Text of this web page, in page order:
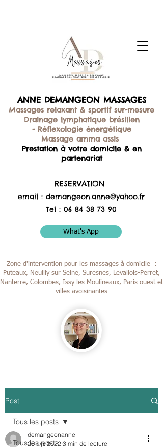
ANNE DEMANGEON MASSAGES
Massages relaxant & sportif sur-mesure
Drainage lymphatique brésilien
- Réflexologie énergétique
Massage amma assis
Prestation à votre domicile & en
partenariat
RESERVATION
email : demangeon.anne@yahoo.fr
Tel : 06 84 38 73 90
What's App
Zone d'intervention pour les massages à domicile :
Puteaux, Neuilly sur Seine, Suresnes, Levallois-Perret,
Nanterre, Colombes, Issy les Moulineaux, Paris ouest et
villes avoisinantes
Post
Tous les posts
Tous les posts
demangeonanne
26 avr. 2022 3 min de lecture